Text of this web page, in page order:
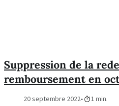
Suppression de la
remboursement en
20 septembre 2022 1 min.